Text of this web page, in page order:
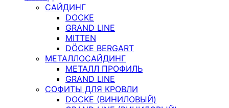
САЙДИНГ
DOCKE
GRAND LINE
MITTEN
DÖCKE BERGART
МЕТАЛЛОСАЙДИНГ
МЕТАЛЛ ПРОФИЛЬ
GRAND LINE
СОФИТЫ ДЛЯ КРОВЛИ
DOCKE (ВИНИЛОВЫЙ)